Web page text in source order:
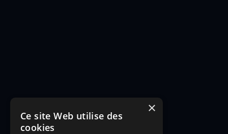
×
Ce site Web utilise des
cookies